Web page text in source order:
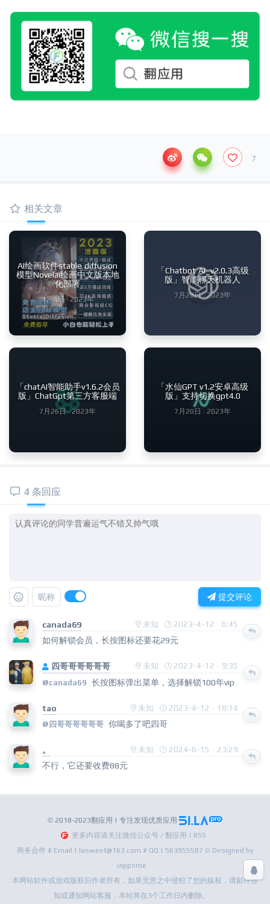
7
相关文章
AI绘画软件stable diffusion
模型Novelai绘画中文版本地
化部署
4月4日 · 2023年
「Chatbot AI_v2.0.3高级
版」智能聊天机器人
7月28日 · 2023年
「chatAI智能助手v1.6.2会员
版」ChatGpt第三方客服端
7月26日 · 2023年
「水仙GPT v1.2安卓高级
版」支持切换gpt4.0
7月20日 · 2023年
4 条回应
昵称 提交评论
canada69 未知 2023-4-12 · 6:45
如何解锁会员，长按图标还要花29元
四哥哥哥哥哥哥 未知
2023-4-12 · 9:35
@canada69 长按图标弹出菜单，选择解锁100年vip
tao 未知
2023-4-12 · 18:14
@四哥哥哥哥哥哥 你喝多了吧四哥
。 未知 2024-6-15 · 23:29
不行，它还要收费88元
© 2018-2023翻应用 | 专注发现优质应用
更多内容请关注微信公众号 / 翻应用 | RSS
商务合作 # Email | lasweet@163.com # QQ | 563955587 © Designed by
iappsme
本网站软件或游戏版权归作者所有，如果无意之中侵犯了您的版权，请邮件告
知或通知网站客服，本站将在3个工作日内删除。